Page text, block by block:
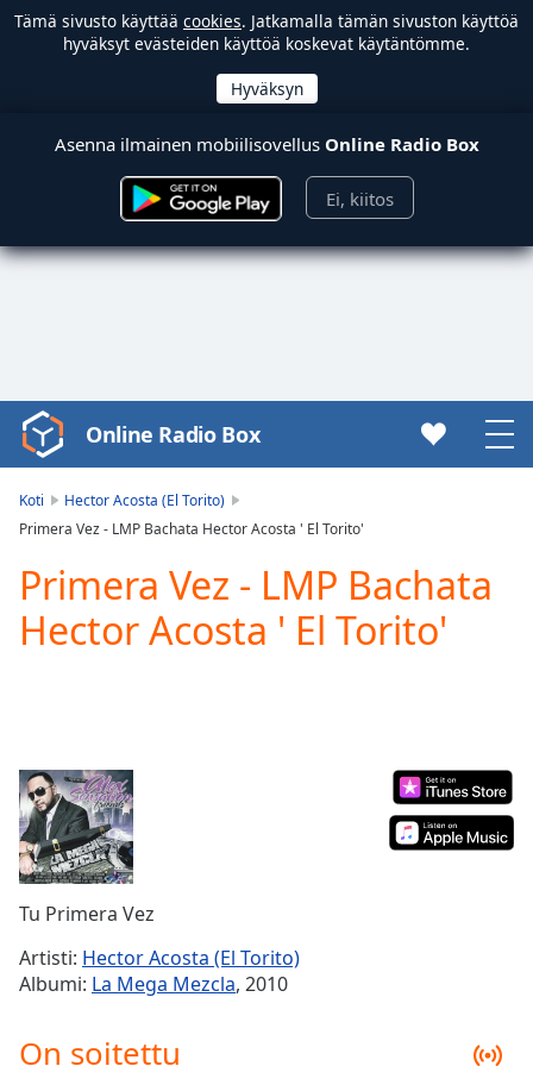
Tämä sivusto käyttää cookies. Jatkamalla tämän sivuston käyttöä
hyväksyt evästeiden käyttöä koskevat käytäntömme.
Asenna ilmainen mobiilisovellus Online Radio Box
Ei, kiitos
Video
Player
loading.
Video
Play
Skip
Backward
Time0:00
Duration-:-
Loaded:
0.00%
TypeLIVE
Seek to
live,
currently
Remaining
Online Radio Box
Koti
Hector Acosta (El Torito)
Primera Vez - LMP Bachata Hector Acosta ' El Torito'
Primera Vez - LMP Bachata
Hector Acosta ' El Torito'
Tu Primera Vez
Artisti: Hector Acosta (El Torito)
Albumi: La Mega Mezcla, 2010
On soitettu